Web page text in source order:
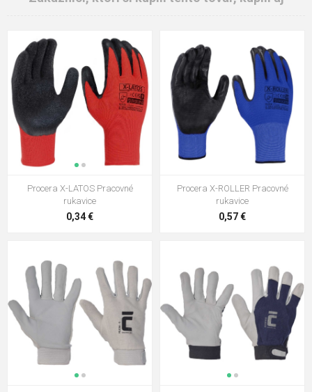
Procera X-LATOS Pracovné
rukavice
0,34 €
Procera X-ROLLER Pracovné
rukavice
0,57 €